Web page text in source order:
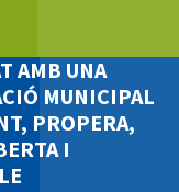
AMB UNA
MUNICIPAL
PROPERA,
I